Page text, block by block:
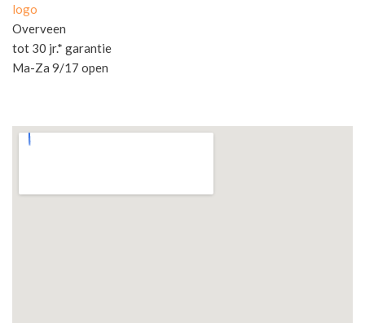
logo
Overveen
tot 30 jr.* garantie
Ma-Za 9/17 open